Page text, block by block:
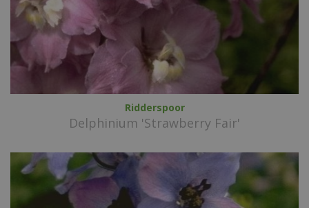
Ridderspoor
Delphinium 'Strawberry Fair'